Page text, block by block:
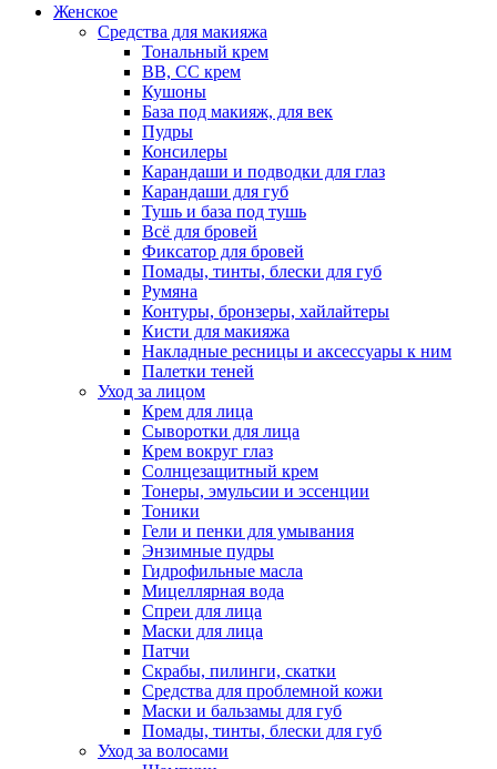
Женское
Средства для макияжа
Тональный крем
BB, CC крем
Кушоны
База под макияж, для век
Пудры
Консилеры
Карандаши и подводки для глаз
Карандаши для губ
Тушь и база под тушь
Всё для бровей
Фиксатор для бровей
Помады, тинты, блески для губ
Румяна
Контуры, бронзеры, хайлайтеры
Кисти для макияжа
Накладные ресницы и аксессуары к ним
Палетки теней
Уход за лицом
Крем для лица
Сыворотки для лица
Крем вокруг глаз
Солнцезащитный крем
Тонеры, эмульсии и эссенции
Тоники
Гели и пенки для умывания
Энзимные пудры
Гидрофильные масла
Мицеллярная вода
Спреи для лица
Маски для лица
Патчи
Скрабы, пилинги, скатки
Средства для проблемной кожи
Маски и бальзамы для губ
Помады, тинты, блески для губ
Уход за волосами